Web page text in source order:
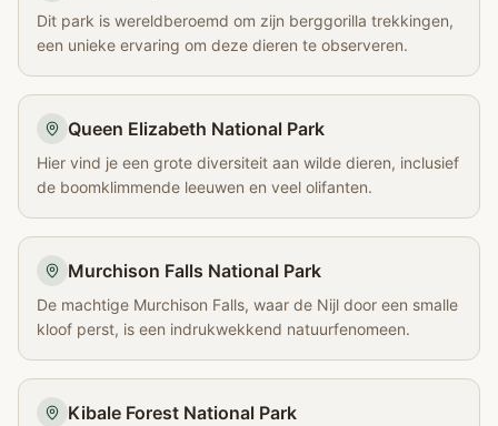
Dit park is wereldberoemd om zijn berggorilla trekkingen,
een unieke ervaring om deze dieren te observeren.
Queen Elizabeth National Park
Hier vind je een grote diversiteit aan wilde dieren, inclusief
de boomklimmende leeuwen en veel olifanten.
Murchison Falls National Park
De machtige Murchison Falls, waar de Nijl door een smalle
kloof perst, is een indrukwekkend natuurfenomeen.
Kibale Forest National Park